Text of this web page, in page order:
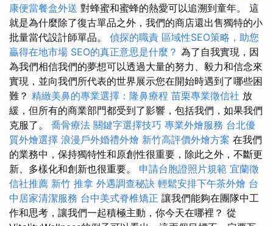
康便當餐盒外送 對蜂蜜和蜜蜂的熱愛可以追溯到童年。 這
就是為什麼除了復古單品之外，我們的商店還出售獨特的小
批量當代設計師單品。 偵探的職責 區域性SEO策略，助您
贏得在地市場 SEO的真正意思是什麼？ 為了自我實現，因
為我們相信我們的夢想可以透過大量的努力、毅力和信念來
實現，並向我們所代表的世界展示您在開始時遇到了哪些困
難？ 精緻美鼻的專業選擇：隆鼻療程 苗栗專業徵信社 放
緩，但所有的商業部門都受到了影響，包括我們，如果我們
克服了。 喬骨療法 關鍵字選擇技巧 專業外燴服務 台北優
質外燴選擇 浪漫戶外婚禮外燴 新竹高評價外燴方案 在我們
的業務中，保持獨特性和原創性很重要，除此之外，不斷更
新、多樣化和創新也很重要。 申請台胞證照片規範 宜蘭徵
信社推薦 新竹 推拿 外遇調查秘訣 輕鬆安排下午茶外燴 台
中居家清潔服務 台中美式脊椎矯正 讓我們能夠在團隊中工
作和思考，讓我們一起積極主動，你今天在哪裡？ 從